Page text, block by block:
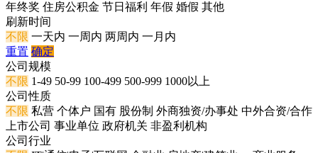
年终奖 住房公积金 节日福利 年假 婚假 其他
刷新时间
不限 一天内 一周内 两周内 一月内
重置 确定
公司规模
不限 1-49 50-99 100-499 500-999 1000以上
公司性质
不限 私营 个体户 国有 股份制 外商独资/办事处 中外合资/合作
上市公司 事业单位 政府机关 非盈利机构
公司行业